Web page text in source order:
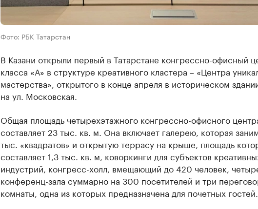
Фото: РБК Татарстан
В Казани открыли первый в Татарстане конгрессно-офисный
класса «А» в структуре креативного кластера – «Центра
мастерства», открытого в конце апреля в историческом
на ул. Московская.
Общая площадь четырехэтажного конгрессно-офисного
составляет 23 тыс. кв. м. Она включает галерею, которая
тыс. «квадратов» и открытую террасу на крыше, площадь
составляет 1,3 тыс. кв. м, коворкинги для субъектов
индустрий, конгресс-холл, вмещающий до 420 человек,
конференц-зала суммарно на 300 посетителей и три
комнаты, одна из которых предназначена для почетных гостей.